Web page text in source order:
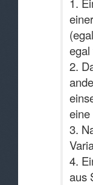
egal
2.
3.
4.
aus